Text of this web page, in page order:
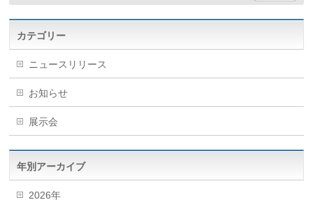
カテゴリー
ニュースリリース
お知らせ
展示会
年別アーカイブ
2026年